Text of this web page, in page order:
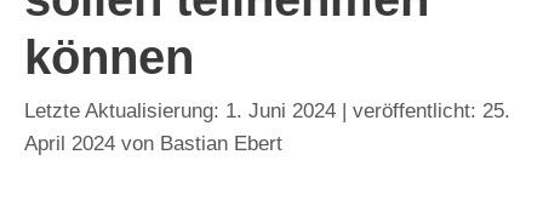
können
1. Juni 2024
25.
April 2024 von Bastian Ebert